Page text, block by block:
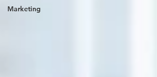
Marketing